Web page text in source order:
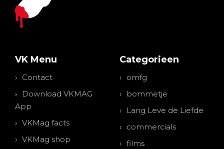
VK Menu
Contact
Download VKMAG
App
VKMag facts
VKMag shop
Categorieen
omfg
bommetje
Lang Leve de Liefde
commercials
films